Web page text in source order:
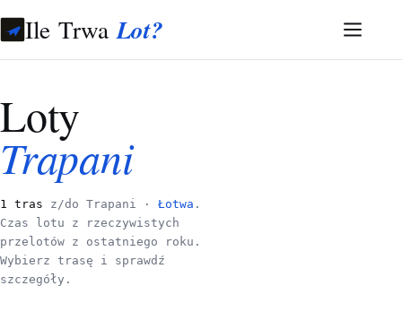
Ile TrwaLot?
Loty
Trapani
1 tras z/do Trapani · Łotwa .
Czas lotu z rzeczywistych
przelotów z ostatniego roku.
Wybierz trasę i sprawdź
szczegóły.